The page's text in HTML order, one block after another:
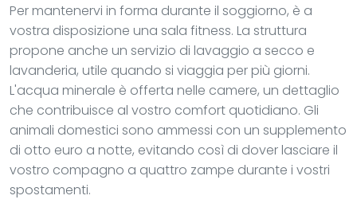
Per mantenervi in forma durante il soggiorno, è a
vostra disposizione una sala fitness. La struttura
propone anche un servizio di lavaggio a secco e
lavanderia, utile quando si viaggia per più giorni.
L'acqua minerale è offerta nelle camere, un dettaglio
che contribuisce al vostro comfort quotidiano. Gli
animali domestici sono ammessi con un supplemento
di otto euro a notte, evitando così di dover lasciare il
vostro compagno a quattro zampe durante i vostri
spostamenti.